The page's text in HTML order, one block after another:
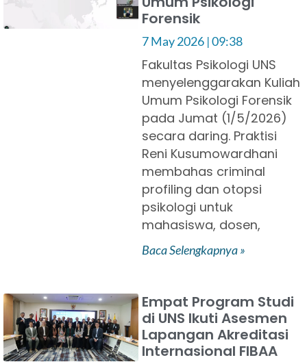
Forensik
7 May 2026 09:38
Fakultas Psikologi UNS
menyelenggarakan Kuliah
Umum Psikologi Forensik
pada Jumat (1/5/2026)
secara daring. Praktisi
Reni Kusumowardhani
membahas criminal
profiling dan otopsi
psikologi untuk
mahasiswa, dosen,
Baca Selengkapnya »
Empat Program Studi
di UNS Ikuti Asesmen
Lapangan Akreditasi
Internasional FIBAA